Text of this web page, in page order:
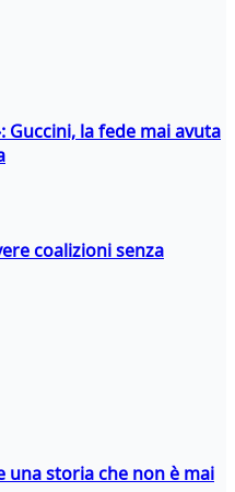
la fede mai avuta
coalizioni senza
una storia che non è mai